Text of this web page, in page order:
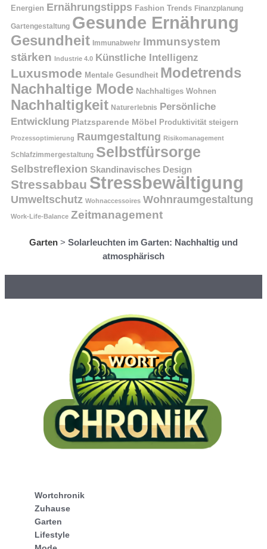
Energien Ernährungstipps Fashion Trends Finanzplanung
Gartengestaltung Gesunde Ernährung
Gesundheit Immunabwehr Immunsystem
stärken Industrie 4.0 Künstliche Intelligenz
Luxusmode Mentale Gesundheit Modetrends
Nachhaltige Mode Nachhaltiges Wohnen
Nachhaltigkeit Naturerlebnis Persönliche
Entwicklung Platzsparende Möbel Produktivität steigern
Prozessoptimierung Raumgestaltung Risikomanagement
Schlafzimmergestaltung Selbstfürsorge
Selbstreflexion Skandinavisches Design
Stressabbau Stressbewältigung
Umweltschutz Wohnaccessoires Wohnraumgestaltung
Work-Life-Balance Zeitmanagement
Garten > Solarleuchten im Garten: Nachhaltig und
atmosphärisch
Wortchronik
Zuhause
Garten
Lifestyle